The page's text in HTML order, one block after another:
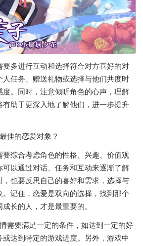
要多进行互动和选择符合对方喜好的对
人任务、赠送礼物或选择与他们共度时
度。同时，注意倾听角色的心声，理解
有助于更深入地了解他们，进一步提升
佳的恋爱对象？
要综合考虑角色的性格、兴趣、价值观
可以通过对话、任务和互动来逐渐了解
，也要反思自己的喜好和需求，选择与
。记住，恋爱是双向的选择，找到那个
长的人，才是最重要的。
需要满足一定的条件，如达到一定的好
达到特定的游戏进度。另外，游戏中